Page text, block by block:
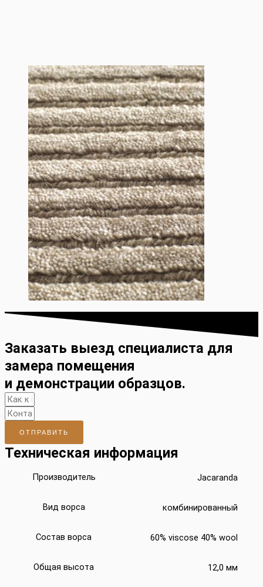
Заказать выезд специалиста для
замера помещения
и демонстрации образцов.
ОТПРАВИТЬ
Техническая информация
Производитель Jacaranda
Вид ворса комбинированный
Состав ворса 60% viscose 40% wool
Общая высота 12,0 мм